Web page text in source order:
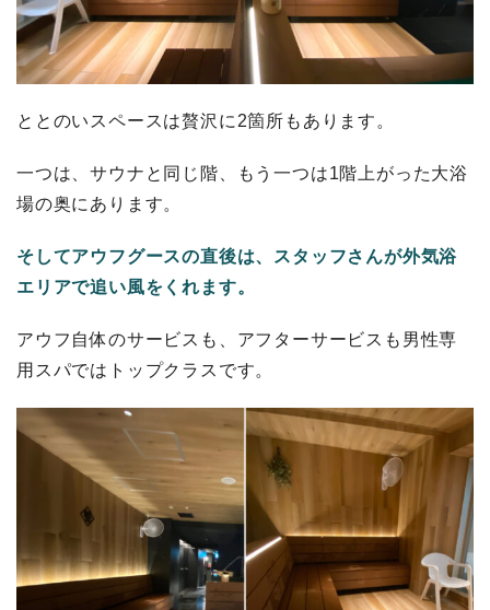
ととのいスペースは贅沢に2箇所もあります。
一つは、サウナと同じ階、もう一つは1階上がった大浴
場の奥にあります。
そしてアウフグースの直後は、スタッフさんが外気浴
エリアで追い風をくれます。
アウフ自体のサービスも、アフターサービスも男性専
用スパではトップクラスです。